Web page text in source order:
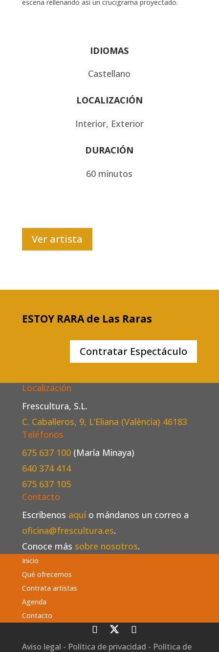
escena rellenando así un crucigrama proyectado.
IDIOMAS
Castellano
LOCALIZACIÓN
Interior, Exterior
DURACIÓN
60 minutos
Ver artista
ESTOY RARA de Las Raras
Contratar Espectáculo
Localización
Frescultura, S.L.
C. Caballeros, 9, L’Eliana (València) 46183
Teléfonos
675 637 100 (María Minaya)
640 374 414
675 637 105
Contacto
Escríbenos aquío mándanos un correo a
oficina@frescultura.es.
Conoce más sobre nosotros.
Inicio
Qué ofrecemos
Contrata artistas
Agenda
Contacto
Aviso legal - Política de privacidad - Política de